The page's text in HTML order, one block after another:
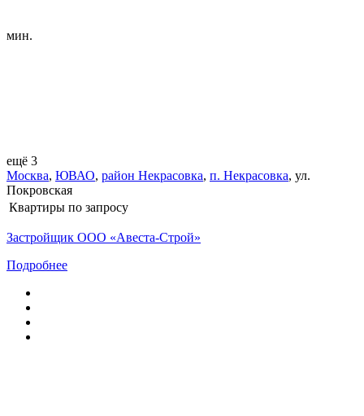
мин.
ещё 3
Москва, ЮВАО, район Некрасовка, п. Некрасовка, ул.
Покровская
Квартиры по запросу
Застройщик ООО «Авеста-Строй»
Подробнее